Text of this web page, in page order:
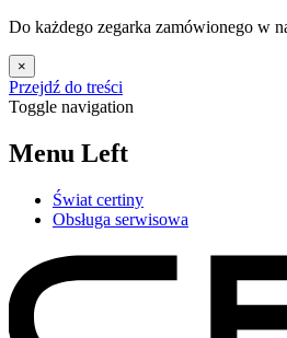
Do każdego zegarka zamówionego w
×
Przejdź do treści
Toggle navigation
Menu Left
Świat certiny
Obsługa serwisowa